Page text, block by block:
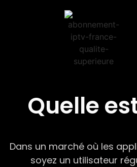
Quelle
Dans un marché où les
soyez un utilisateur